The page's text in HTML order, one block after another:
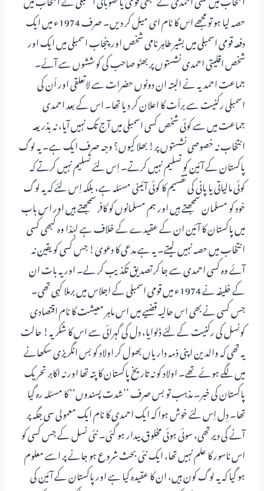
حصہ لیا ہو تو مجھے اس کا نام ای میل کر دیں۔ صرف 1974ء میں ایک
دفعہ قومی اسمبلی میں بشیر طاہر نامی شخص اور پنجاب اسمبلی میں ایک اور
شخص اقلیتی احمدی نشستوں پر بھٹو صاحب کی کوششوں سے آئے۔
جماعت احمدیہ نے البتہ ان دونوں حضرات سے لاتعلقی اور اُن کی
اسمبلی رکنیت سے برأت کا اعلان کر دیا تھا۔ اس کے بعد احمدی
جماعت میں سے کوئی شخص کسی اسمبلی میں آج تک نہیں آیا، نہ بذریعہ
انتخاب نہ خصوصی نشستوں پر! بھلا کیوں؟ وجہ صرف ایک ہے۔ یہ لوگ
پاکستان کے آئین کو تسلیم نہیں کرتے۔ اِس لئے تسلیم نہیں کرتے کہ
کوئی مالیاتی یا پانی کی تقسیم کا کوئی آئینی مسئلہ ہے، بلکہ اِس لئے کہ یہ لوگ
خود کو مسلمان سمجھتے ہیں اور ہم مسلمانوں کو کافر سمجھتے ہیں اور اس باب
میں پاکستان کا آئین ان کے عقیدے کے خلاف ہے لہٰذا وہ کبھی کسی
انتخاب میں حصہ نہیں لیتے۔ یہ ہے مدعی کا دعویٰ! جس کسی کو یقین نہ
آئے وہ کسی احمدی سے جا کر تصدیق تکذیب کر لے۔ اور یہ بات ان
کے خلیفہ نے 1974ء میں قومی اسمبلی کے اجلاس میں برملا کہی تھی۔
جس کسی نے بھی اس حالیہ قضیے میں اس ماہر معیشت کا نام اقتصادی
کونسل کی رکنیت کے لئے ڈلوایا، دل کی گہرائی سے اس کا شکریہ! حالت
یہ تھی کہ والدین اپنی ذمہ داریاں بھول کر اولاد کو بس انگریزی سکھانے
میں لگے ہوئے تھے۔ اولاد کو نہ تاریخ پاکستان کا پتہ تھا اور نہ اکابر تحریک
پاکستان کی خبر۔ مذہب تو بس صرف ’’شدت پسندوں‘‘ کا مسئلہ رہ گیا
تھا۔ دِل اِس لئے خوش ہوا کہ ایک احمدی کا نام ایک معمولی سی جگہ پر
آنے کی دیر تھی، سوئی ہوئی مخلوق بیدار ہو گئی۔ نئی نسل کے جس کسی کو
اس ناسور کا علم نہیں تھا، ایک نئی بحث شروع ہو جانے پر اسے معلوم
ہو گیا کہ یہ لوگ کون ہیں، ان کا عقیدہ کیا ہے اور پاکستان کے آئین کی